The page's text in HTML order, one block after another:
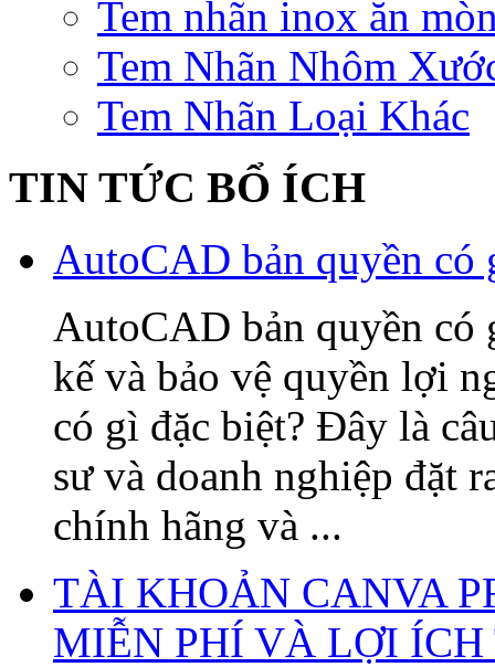
Tem nhãn inox ăn
Tem Nhãn Nhôm
Tem Nhãn Loại Khác
TIN TỨC BỔ ÍCH
AutoCAD bản quyền có
AutoCAD bản quyền có
kế và bảo vệ quyền lợi
có gì đặc biệt? Đây là
sư và doanh nghiệp đặt
chính hãng và ...
TÀI KHOẢN CANVA
MIỄN PHÍ VÀ LỢI